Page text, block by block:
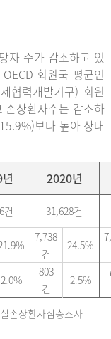
자 수가 감소하고 있
회원국 평균인
협력개발기구) 회원
상환자수는 감소하
보다 높아 상대
2020년
건 31,628건
7,738
건
24.5%
2.0%
803
건
2.5%
손상환자심층조사